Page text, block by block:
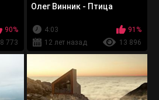
90%
8 773
Олег Винник - Птица
4:03
91%
12 лет назад
13 896